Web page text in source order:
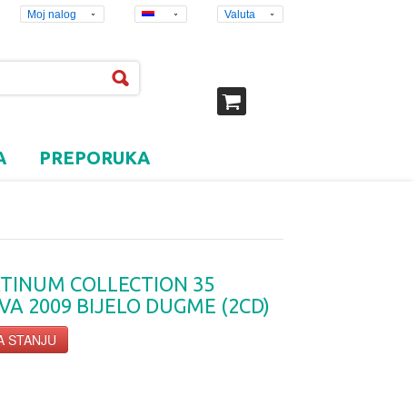
Moj nalog Valuta
PREPORUKA
COLLECTION 35
2009 BIJELO DUGME (2CD)
STANJU